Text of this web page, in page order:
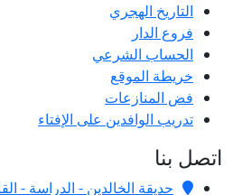
التاريخ الهجري
فروع الدار
الحساب الشرعي
خريطة الموقع
فض المنازعات
تدريب الوافدين على الإفتاء
اتصل بنا
حديقة الخالدين - الدراسة -